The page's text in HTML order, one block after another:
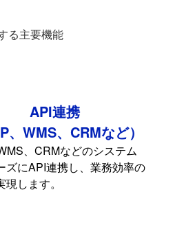
る主要機能
API連携
、WMS、CRMなど）
、CRMなどのシステム
ズにAPI連携し、業務効率の
します。